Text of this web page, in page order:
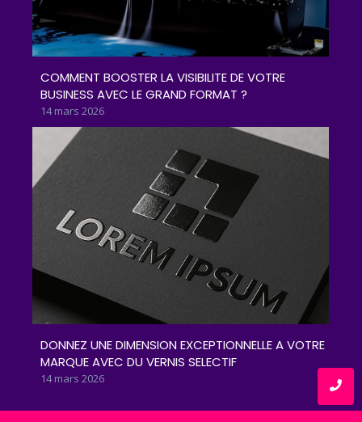
COMMENT BOOSTER LA VISIBILITE DE VOTRE
BUSINESS AVEC LE GRAND FORMAT ?
14 mars 2026
DONNEZ UNE DIMENSION EXCEPTIONNELLE A VOTRE
MARQUE AVEC DU VERNIS SELECTIF
14 mars 2026